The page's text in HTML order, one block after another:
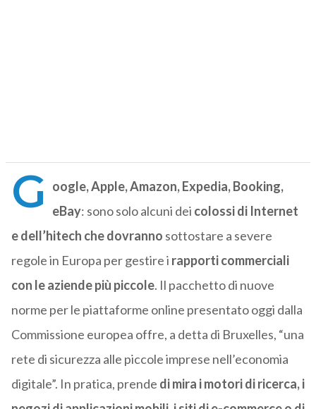
G oogle, Apple, Amazon, Expedia, Booking,
eBay: sono solo alcuni dei colossi di Internet
e dell’hitech che dovranno sottostare a severe
regole in Europa per gestire i rapporti commerciali
con le aziende più piccole. Il pacchetto di nuove
norme per le piattaforme online presentato oggi dalla
Commissione europea offre, a detta di Bruxelles, “una
rete di sicurezza alle piccole imprese nell’economia
digitale”. In pratica, prende di mira i motori di ricerca, i